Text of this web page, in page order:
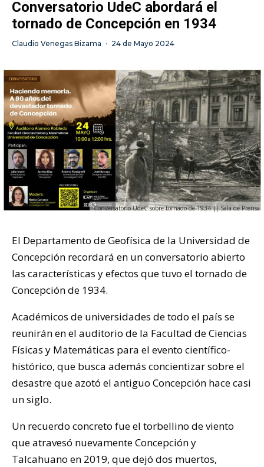
Conversatorio UdeC abordará el
tornado de Concepción en 1934
Claudio Venegas Bizama · 24 de Mayo 2024
Conversatorio UdeC sobre tornado de 1934 || Sala de Prensa
El Departamento de Geofísica de la Universidad de
Concepción recordará en un conversatorio abierto
las características y efectos que tuvo el tornado de
Concepción de 1934.
Académicos de universidades de todo el país se
reunirán en el auditorio de la Facultad de Ciencias
Físicas y Matemáticas para el evento científico-
histórico, que busca además concientizar sobre el
desastre que azotó el antiguo Concepción hace casi
un siglo.
Un recuerdo concreto fue el torbellino de viento
que atravesó nuevamente Concepción y
Talcahuano en 2019, que dejó dos muertos,